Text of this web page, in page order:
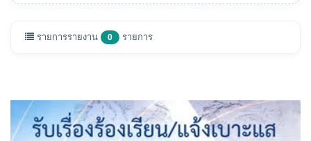
รายการรายงาน 0 รายการ